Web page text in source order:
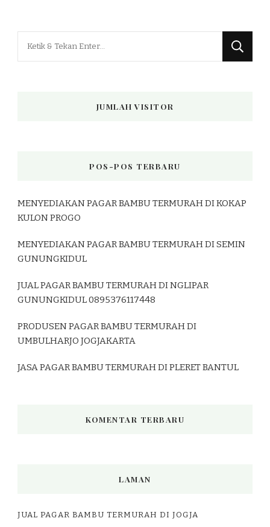
JUMLAH VISITOR
POS-POS TERBARU
MENYEDIAKAN PAGAR BAMBU TERMURAH DI KOKAP
KULON PROGO
MENYEDIAKAN PAGAR BAMBU TERMURAH DI SEMIN
GUNUNGKIDUL
JUAL PAGAR BAMBU TERMURAH DI NGLIPAR
GUNUNGKIDUL 0895376117448
PRODUSEN PAGAR BAMBU TERMURAH DI
UMBULHARJO JOGJAKARTA
JASA PAGAR BAMBU TERMURAH DI PLERET BANTUL
KOMENTAR TERBARU
LAMAN
JUAL PAGAR BAMBU TERMURAH DI JOGJA